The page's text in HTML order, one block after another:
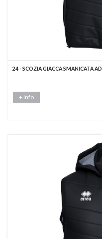
24 - SCOZIA GIACCA SMANICATA AD
+ Info